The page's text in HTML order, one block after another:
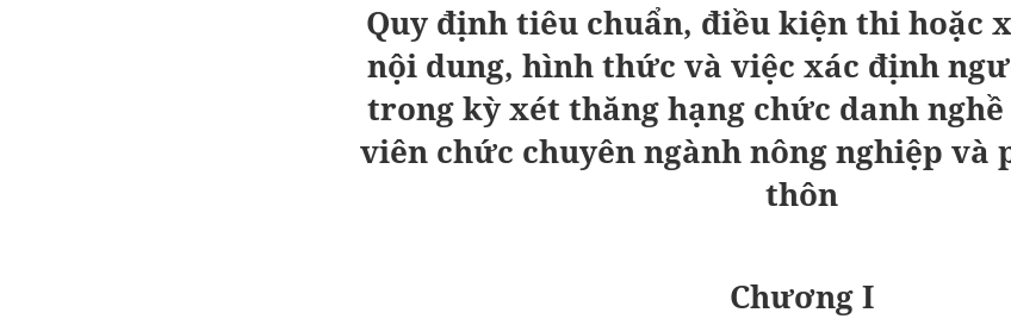
Quy định tiêu chuẩn, điều kiện thi hoặc
nội dung, hình thức và việc xác định
trong kỳ xét thăng hạng chức danh
viên chức chuyên ngành nông nghiệp và
thôn
Chương I